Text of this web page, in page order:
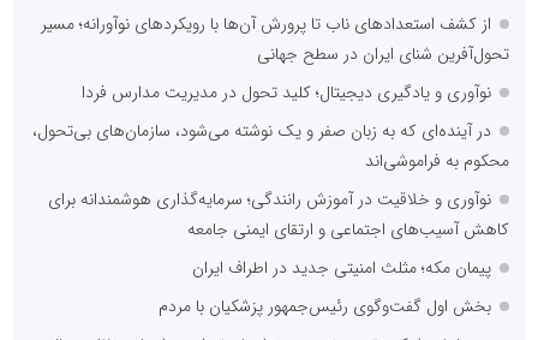
از کشف استعدادهای ناب تا پرورش آن‌ها با رویکردهای نوآورانه؛ مسیر
تحول‌آفرین شنای ایران در سطح جهانی
نوآوری و یادگیری دیجیتال؛ کلید تحول در مدیریت مدارس فردا
در آینده‌ای که به زبان صفر و یک نوشته می‌شود، سازمان‌های بی‌تحول،
محکوم به فراموشی‌اند
نوآوری و خلاقیت در آموزش رانندگی؛ سرمایه‌گذاری هوشمندانه برای
کاهش آسیب‌های اجتماعی و ارتقای ایمنی جامعه
پیمان مکه؛ مثلث امنیتی جدید در اطراف ایران
بخش اول گفت‌وگوی رئیس‌جمهور پزشکیان با مردم